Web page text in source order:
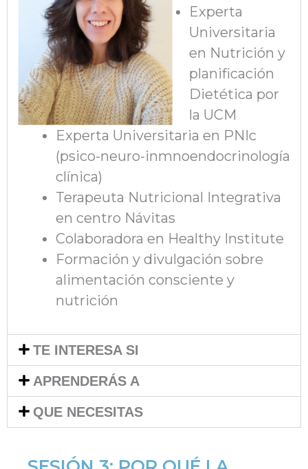
Experta
Universitaria
en Nutrición y
planificación
Dietética por
la UCM
Experta Universitaria en PNIc
(psico-neuro-inmnoendocrinología
clínica)
Terapeuta Nutricional Integrativa
en centro Návitas
Colaboradora en Healthy Institute
Formación y divulgación sobre
alimentación consciente y
nutrición
TE INTERESA SI
APRENDERÁS A
QUE NECESITAS